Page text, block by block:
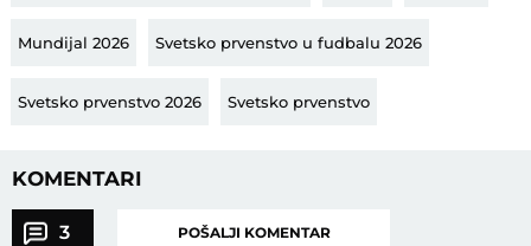
Mundijal 2026 Svetsko prvenstvo u fudbalu 2026
Svetsko prvenstvo 2026 Svetsko prvenstvo
KOMENTARI
3 POŠALJI KOMENTAR